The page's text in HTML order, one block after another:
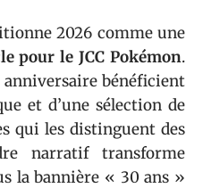
2026 comme une
pour le JCC Pokémon.
anniversaire bénéficient
et d’une sélection de
qui les distinguent des
narratif transforme
la bannière « 30 ans »